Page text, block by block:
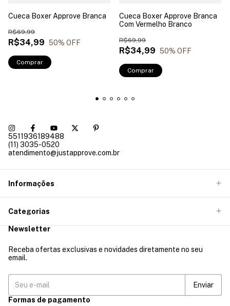
Cueca Boxer Approve Branca
R$34,99
R$69,99
50% OFF
Comprar
Cueca Boxer Approve Branca
Com Vermelho Branco
R$34,99
R$69,99
50% OFF
Comprar
5511936189488
(11) 3035-0520
atendimento@justapprove.com.br
Informações
Categorias
Newsletter
Receba ofertas exclusivas e novidades diretamente no seu
email.
Formas de pagamento